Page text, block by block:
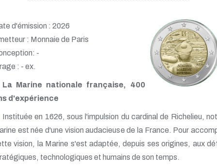
d'émission : 2026
: Monnaie de Paris
-
: - ex.
La Marine nationale française, 400
d'expérience
Instituée en 1626, sous l'impulsion du cardinal de Richelieu,
est née d'une vision audacieuse de la France. Pour
vision, la Marine s'est adaptée, depuis ses origines, aux
technologiques et humains de son temps.